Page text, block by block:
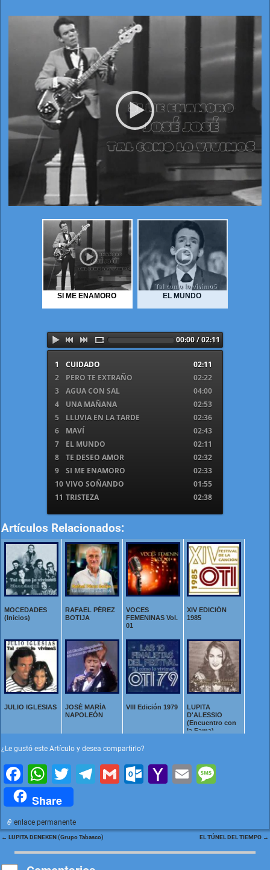
SI ME ENAMORO EL MUNDO
00:00 / 02:11
1 02:11
CUIDADO
2
02:22
PERO TE EXTRAÑO
3
04:00
AGUA CON SAL
4
02:53
UNA MAÑANA
5
02:36
LLUVIA EN LA TARDE
6
02:43
MAVÍ
7
02:11
EL MUNDO
8
02:32
TE DESEO AMOR
9
02:33
SI ME ENAMORO
10
01:55
VIVO SOÑANDO
11
02:38
TRISTEZA
Artículos Relacionados:
MOCEDADES
(Inicios)
RAFAEL PÉREZ
BOTIJA
VOCES
FEMENINAS Vol.
01
XIV EDICIÓN
1985
JULIO IGLESIAS
JOSÉ MARÍA
NAPOLEÓN
VIII Edición 1979
LUPITA
D'ALESSIO
(Encuentro con
la Fama)
¿Le gustó este Artículo y desea compartirlo?
F
a
c
e
b
W
h
at
s
A
T
wi
tt
er
T
gr
a
G
l
O
o
k.
Y
o
o
E
l
s
a
Share
enlace permanente
← LUPITA DENEKEN (Grupo Tabasco) EL TÚNEL DEL TIEMPO →